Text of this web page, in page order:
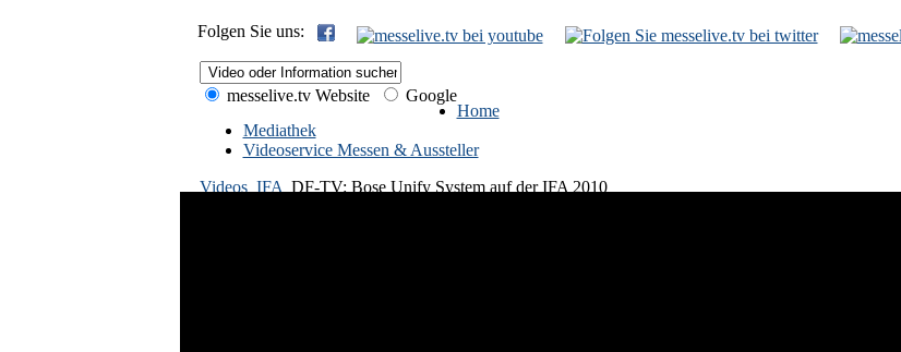
Folgen Sie uns:
messelive.tv Website
Google
Home
Mediathek
Videoservice Messen & Aussteller
Videos IFA DF-TV: Bose Unify System auf der IFA 2010